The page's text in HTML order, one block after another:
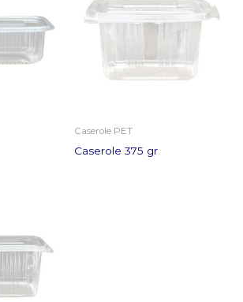
Caserole PET
Caserole 375 gr